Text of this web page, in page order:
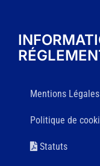
Mentions Légales
Politique de
Statuts